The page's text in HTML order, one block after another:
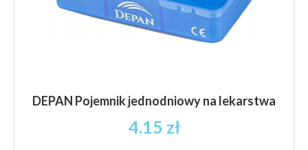
DEPAN Pojemnik jednodniowy na lekarstwa
4.15 zł